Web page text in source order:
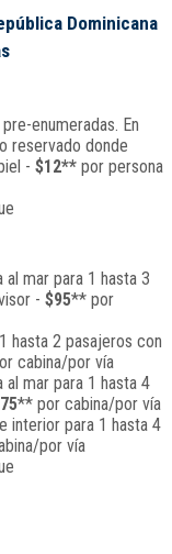
Dominicana
enumeradas. En
reservado donde
- $12**por persona
mar para 1 hasta 3
- $95** por
hasta 2 pasajeros con
cabina/por vía
mar para 1 hasta 4
** por cabina/por vía
interior para 1 hasta 4
por vía